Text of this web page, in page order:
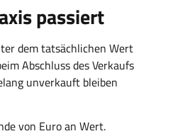
passiert
dem tatsächlichen Wert
Abschluss des Verkaufs
unverkauft bleiben
von Euro an Wert.